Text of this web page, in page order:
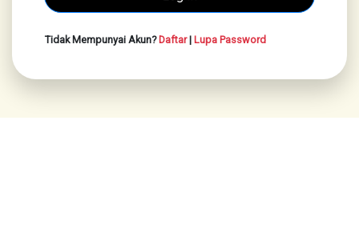
Tidak Mempunyai Akun?Daftar| Lupa Password